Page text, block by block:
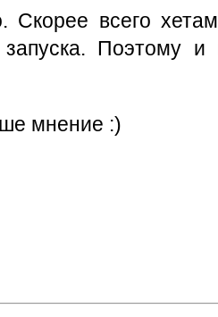
всего
Поэтому
мнение :)